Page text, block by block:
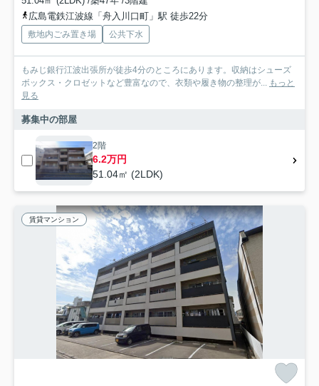
広島電鉄江波線「舟入川口町」駅 徒歩22分
敷地内ごみ置き場 公共下水
もみじ銀行江波出張所が徒歩4分のところにあります。収納はシューズ
ボックス・クロゼットなど豊富なので、衣類や履き物の整理が... もっと
見る
募集中の部屋
2階
6.2万円
51.04㎡ (2LDK)
賃貸マンション